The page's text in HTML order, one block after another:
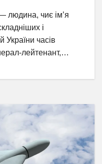
людина, чиє ім’я
і
України часів
лейтенант,…